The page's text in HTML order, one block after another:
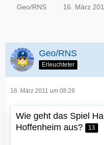
Geo/RNS 16. März
Geo/RNS
Erleuchteter
16. März 2011 um 08:28
Wie geht das Spiel
Hoffenheim aus?
13